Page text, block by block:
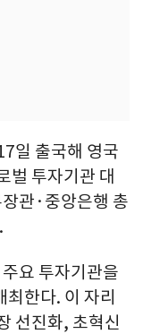
일 출국해 영국
벌 투자기관 대
관·중앙은행 총
요 투자기관을
한다. 이 자리
선진화, 초혁신